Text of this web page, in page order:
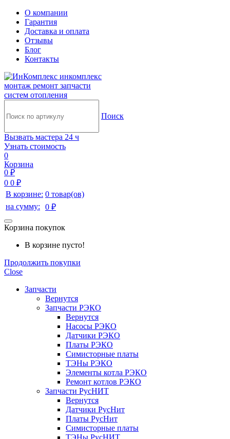
О компании
Гарантия
Доставка и оплата
Отзывы
Блог
Контакты
инкомплекс
монтаж ремонт запчасти
систем отопления
Поиск
Вызвать мастера 24 ч
Узнать стоимость
0
Корзина
0 ₽
0 0 ₽
В корзине: 0 товар(ов)
на сумму:
0 ₽
Корзина покупок
В корзине пусто!
Продолжить покупки
Close
Запчасти
Вернутся
Запчасти РЭКО
Вернутся
Насосы РЭКО
Датчики РЭКО
Платы РЭКО
Симисторные платы
ТЭНы РЭКО
Элементы котла РЭКО
Ремонт котлов РЭКО
Запчасти РусНИТ
Вернутся
Датчики РусНит
Платы РусНит
Симисторные платы
ТЭНы РусНИТ